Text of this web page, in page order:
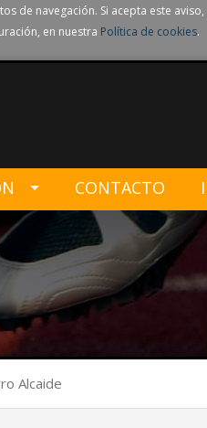
de navegación. Si acepta este
en nuestra Política de cookies.
CONTACTO
Alcaide